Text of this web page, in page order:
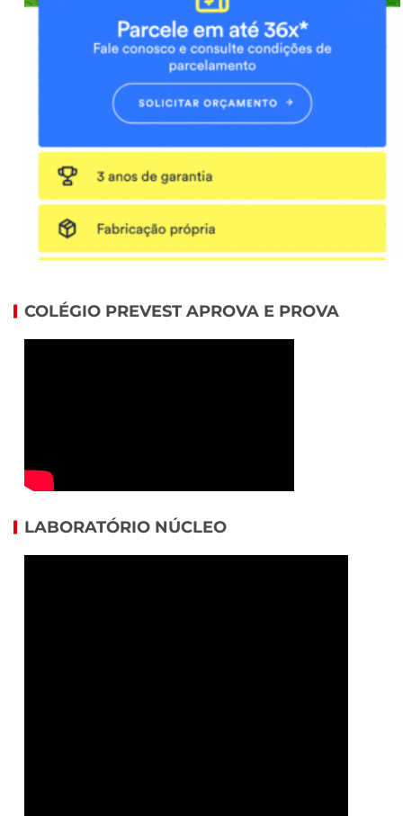
COLÉGIO PREVEST APROVA E PROVA
LABORATÓRIO NÚCLEO